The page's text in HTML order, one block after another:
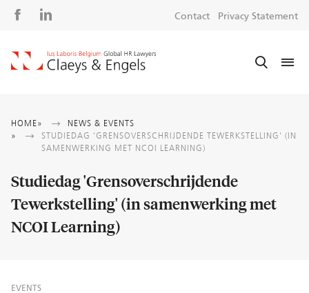
Social
Contact Privacy Statement
Breadcrumb
HOME
NEWS & EVENTS
STUDIEDAG 'GRENSOVERSCHRIJDENDE TEWERKSTELLING' (IN
SAMENWERKING MET NCOI LEARNING)
Studiedag 'Grensoverschrijdende
Tewerkstelling' (in samenwerking met
NCOI Learning)
EVENTS